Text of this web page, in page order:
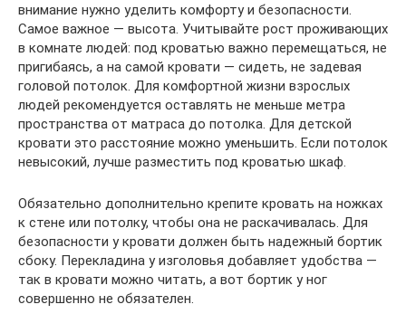
внимание нужно уделить комфорту и безопасности.
Самое важное — высота. Учитывайте рост проживающих
в комнате людей: под кроватью важно перемещаться, не
пригибаясь, а на самой кровати — сидеть, не задевая
головой потолок. Для комфортной жизни взрослых
людей рекомендуется оставлять не меньше метра
пространства от матраса до потолка. Для детской
кровати это расстояние можно уменьшить. Если потолок
невысокий, лучше разместить под кроватью шкаф.
Обязательно дополнительно крепите кровать на ножках
к стене или потолку, чтобы она не раскачивалась. Для
безопасности у кровати должен быть надежный бортик
сбоку. Перекладина у изголовья добавляет удобства —
так в кровати можно читать, а вот бортик у ног
совершенно не обязателен.